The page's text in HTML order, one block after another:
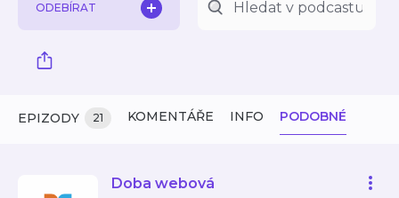
ODEBÍRAT
EPIZODY 21 KOMENTÁŘE INFO PODOBNÉ
Doba webová